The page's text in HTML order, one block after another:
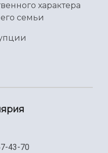
характера
семьи
43-70